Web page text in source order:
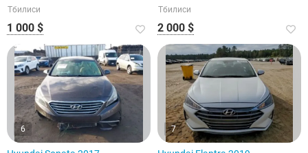
Тбилиси
1 000 $
Тбилиси
2 000 $
6 7